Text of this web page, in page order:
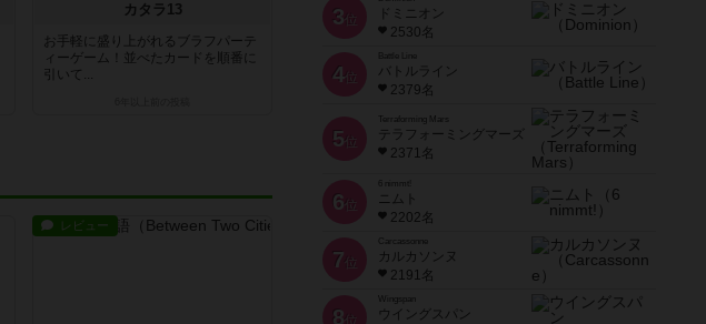
カタラ13
お手軽に盛り上がれるブラフパーテ
ィーゲーム！並べたカードを順番に
引いて...
レビュー
3 位
ドミニオン
2530名
4位
Battle Line
バトルライン
2379名
5 位
Terraforming Mars
テラフォーミングマーズ
2371名
6 位
ニムト
2202名
7 位
Carcassonne
カルカソンヌ
2191名
8 位
Wingspan
ウイングスパン